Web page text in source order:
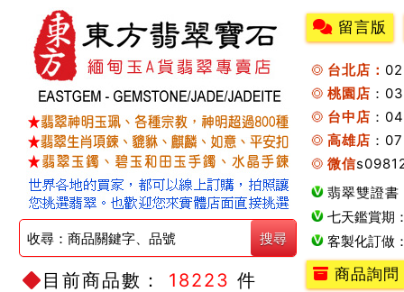
目前商品數： 18223 件
留言版
台北店：
桃園店 ：
台中店 ：
高雄店 ：
微信
翡翠雙證書
七天鑑賞期
客製化訂做
商品詢問